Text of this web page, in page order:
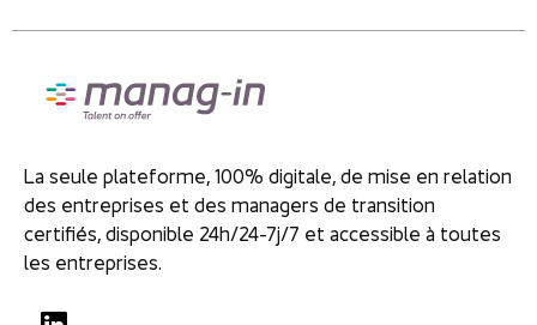
La seule plateforme, 100% digitale, de mise en relation
des entreprises et des managers de transition
certifiés, disponible 24h/24-7j/7 et accessible à toutes
les entreprises.